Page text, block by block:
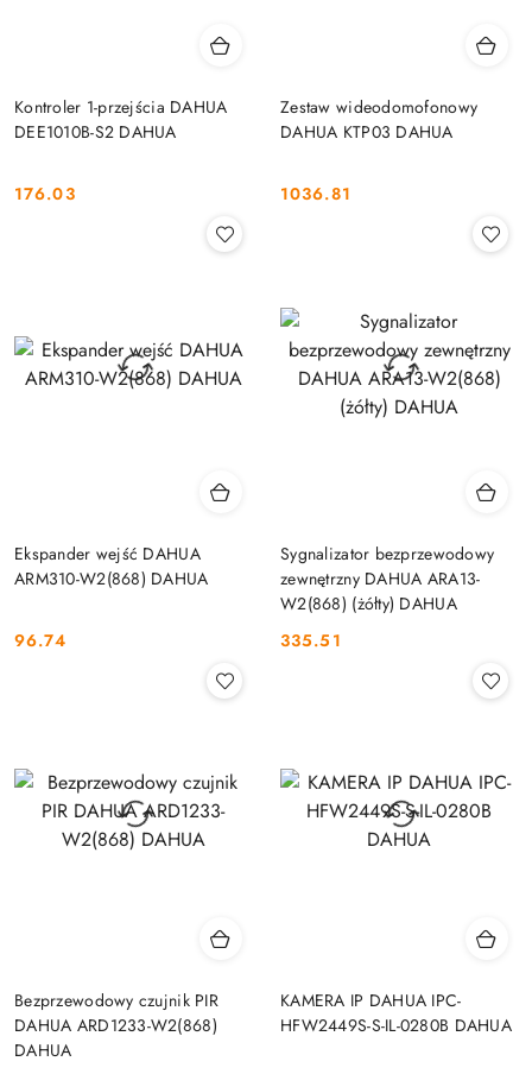
Kontroler 1-przejścia DAHUA
DEE1010B-S2 DAHUA
Cena:
176.03
Zestaw wideodomofonowy
DAHUA KTP03 DAHUA
Cena:
1036.81
Ekspander wejść DAHUA
ARM310-W2(868) DAHUA
Cena:
96.74
Sygnalizator bezprzewodowy
zewnętrzny DAHUA ARA13-
W2(868) (żółty) DAHUA
Cena:
335.51
Bezprzewodowy czujnik PIR
DAHUA ARD1233-W2(868)
DAHUA
KAMERA IP DAHUA IPC-
HFW2449S-S-IL-0280B DAHUA